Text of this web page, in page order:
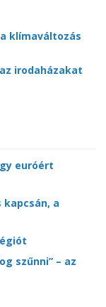
klímaváltozás
irodaházakat
euróért
a
szűnni” – az